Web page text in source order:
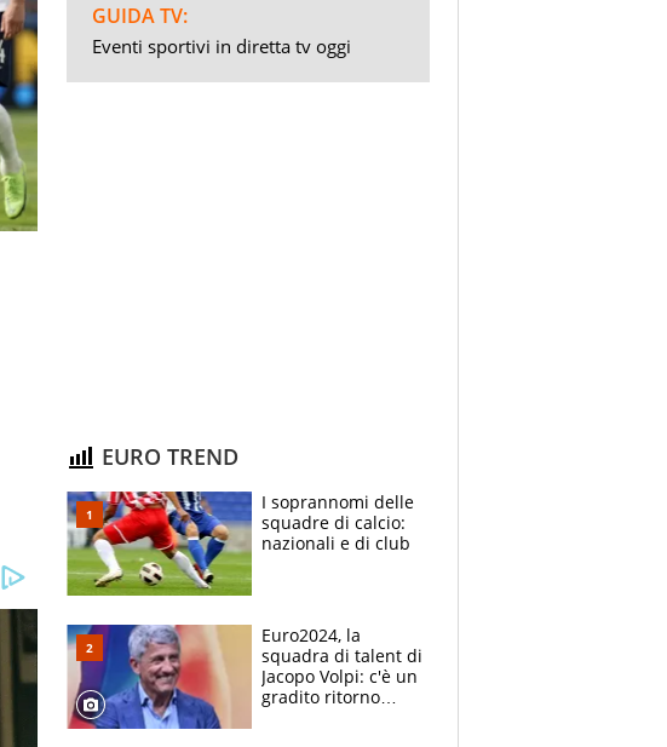
GUIDA TV:
Eventi sportivi in diretta tv oggi
EURO TREND
I soprannomi delle
squadre di calcio:
nazionali e di club
Euro2024, la
squadra di talent di
Jacopo Volpi: c'è un
gradito ritorno